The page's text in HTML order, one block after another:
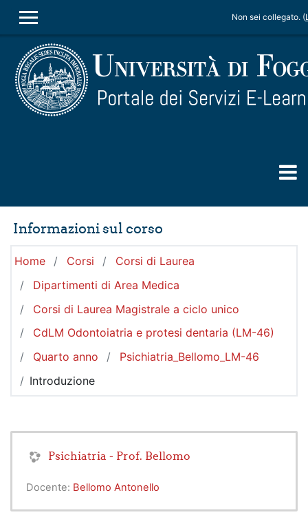
PANNELLO LATERALE
Non sei collegato. (
Informazioni sul corso
Home Corsi
Corsi di Laurea
Dipartimenti di Area Medica
Corsi di Laurea Magistrale a ciclo unico
CdLM Odontoiatria e protesi dentaria (LM-46)
Quarto anno
Psichiatria_Bellomo_LM-46
Introduzione
Psichiatria - Prof. Bellomo
Docente: Bellomo Antonello